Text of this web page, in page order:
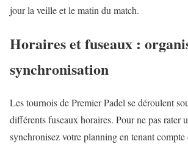
jour la veille et le matin du match.
Horaires et fuseaux :
synchronisation
Les tournois de Premier Padel se déroulent
différents fuseaux horaires. Pour ne pas rater
synchronisez votre planning en tenant compte